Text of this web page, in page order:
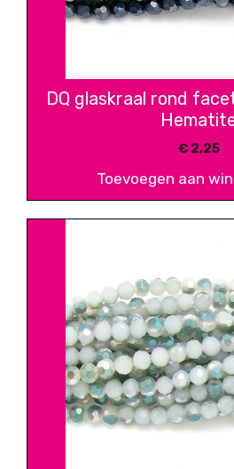
DQ glaskraal rond
€2,25
Toevoegen aan